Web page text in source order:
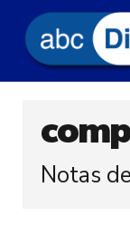
Notas